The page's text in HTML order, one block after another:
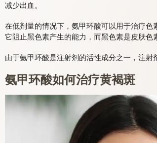
减少出血。
在低剂量的情况下，氨甲环酸可以用于治疗
它阻止黑色素产生的能力，而黑色素是皮肤色
由于氨甲环酸是注射剂的活性成分之一，注射
氨甲环酸如何治疗黄褐斑